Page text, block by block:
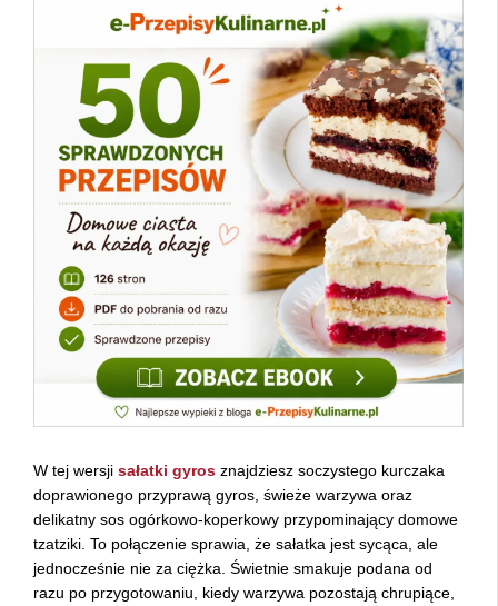
W tej wersji sałatki gyros znajdziesz soczystego kurczaka
doprawionego przyprawą gyros, świeże warzywa oraz
delikatny sos ogórkowo-koperkowy przypominający domowe
tzatziki. To połączenie sprawia, że sałatka jest sycąca, ale
jednocześnie nie za ciężka. Świetnie smakuje podana od
razu po przygotowaniu, kiedy warzywa pozostają chrupiące,